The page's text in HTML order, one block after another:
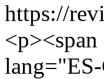
https://